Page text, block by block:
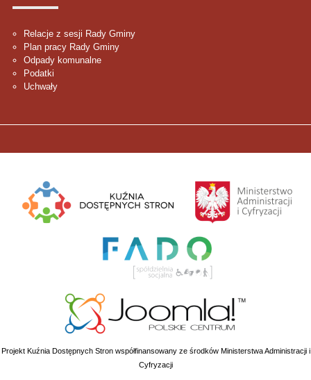
Relacje z sesji Rady Gminy
Plan pracy Rady Gminy
Odpady komunalne
Podatki
Uchwały
Projekt Kuźnia Dostępnych Stron współfinansowany ze środków Ministerstwa Administracji i
Cyfryzacji